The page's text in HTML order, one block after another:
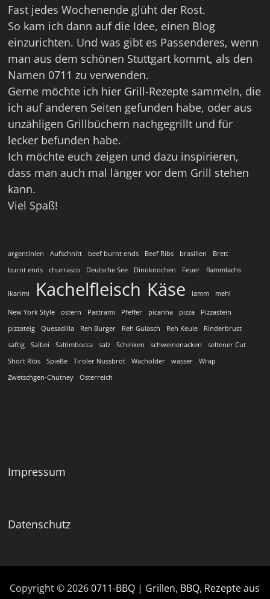
Fast jedes Wochenende glüht der Rost.
So kam ich dann auf die Idee, einen Blog
einzurichten. Und was gibt es Passenderes, wenn
man aus dem schönen Stuttgart kommt, als den
Namen 0711 zu verwenden.
Gerne möchte ich hier Grill-Rezepte sammeln, die
ich auf anderen Seiten gefunden habe, oder aus
unzähligen Grillbüchern nachgegrillt und für
lecker befunden habe.
Ich möchte euch zeigen und dazu inspirieren,
dass man auch mal länger vor dem Grill stehen
kann.
Viel Spaß!
argentinien Aufschnitt beef burnt ends Beef Ribs brasilien
Brett
burnt ends
churrasco Deutsche See Dinoknochen Feuer flammlachs
Ikarimi Kachelfleisch Käse lamm mehl
New York Style ostern Pastrami Pfeffer picanha pizza
Pizzastein
pizzateig
Quesadilla Reh Burger Reh Gulasch Reh Keule
Rinderbrust
saftig
Salbei Saltimbocca salz Schinken schweinenacken
seltener Cut
Short Ribs
Spieße Tiroler Nussbrot Wacholder wasser
Wrap
Zwetschgen-Chutney
Österreich
Impressum
Datenschutz
Copyright © 20260711-BBQ | Grillen, BBQ, Rezepte aus